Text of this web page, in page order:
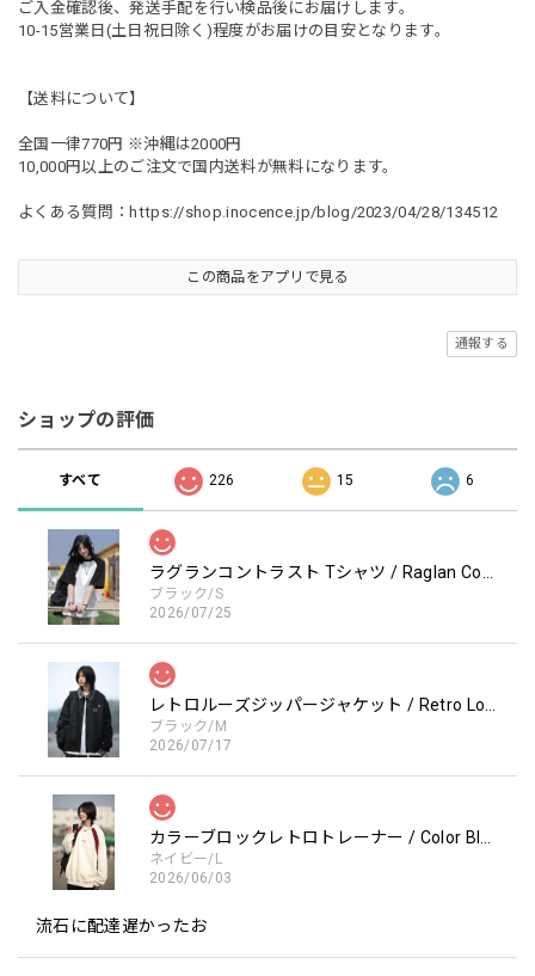
ご入金確認後、発送手配を行い検品後にお届けします。
10-15営業日(土日祝日除く)程度がお届けの目安となります。
【送料について】
全国一律770円 ※沖縄は2000円
10,000円以上のご注文で国内送料が無料になります。
よくある質問： https://shop.inocence.jp/blog/2023/04/28/134512
この商品をアプリで見る
通報する
ショップの評価
すべて 226 15 6
ブラック/S
2026/07/25
ブラック/M
2026/07/17
ネイビー/L
2026/06/03
流石に配達遅かったお